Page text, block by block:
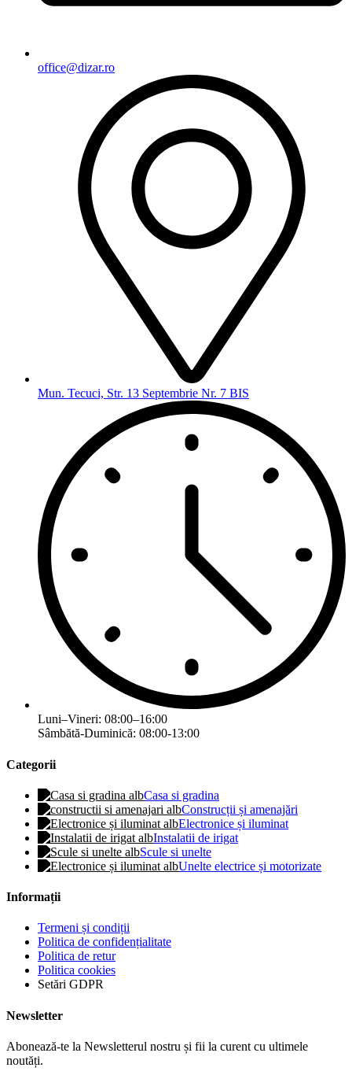
office@dizar.ro
Mun. Tecuci, Str. 13 Septembrie Nr. 7 BIS
Luni–Vineri: 08:00–16:00
Sâmbătă-Duminică: 08:00-13:00
Categorii
Casa si gradina
Construcții și amenajări
Electronice și iluminat
Instalatii de irigat
Scule si unelte
Unelte electrice și motorizate
Informații
Termeni și condiții
Politica de confidențialitate
Politica de retur
Politica cookies
Setări GDPR
Newsletter
Abonează-te la Newsletterul nostru și fii la curent cu ultimele
noutăți.